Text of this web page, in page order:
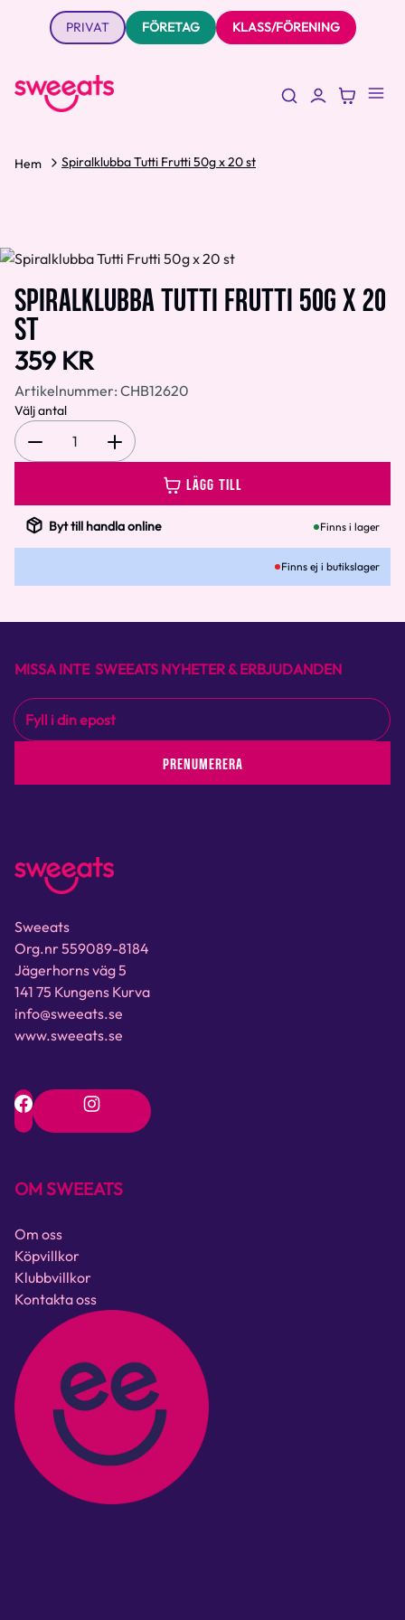
PRIVAT FÖRETAG KLASS/FÖRENING
Hem Spiralklubba Tutti Frutti 50g x 20 st
SPIRALKLUBBA TUTTI FRUTTI 50G X 20
ST
359 KR
Artikelnummer: CHB12620
Välj antal
1
LÄGG TILL
Byt till handla online Finns i lager
Finns ej i butikslager
MISSA INTE SWEEATS NYHETER & ERBJUDANDEN
PRENUMERERA
Sweeats
Org.nr 559089-8184
Jägerhorns väg 5
141 75 Kungens Kurva
info@sweeats.se
www.sweeats.se
OM SWEEATS
Om oss
Köpvillkor
Klubbvillkor
Kontakta oss